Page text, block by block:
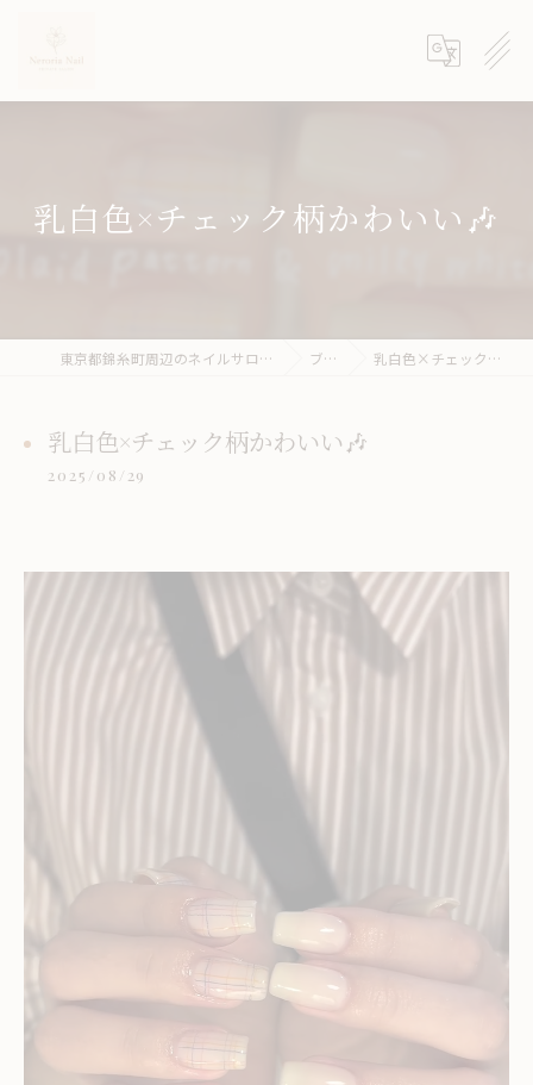
乳白色×チェック柄かわいい🎶
東京都錦糸町周辺のネイルサロンならneroria nail ブログ 乳白色×チェック柄かわいい🎶
乳白色×チェック柄かわいい🎶
2025/08/29